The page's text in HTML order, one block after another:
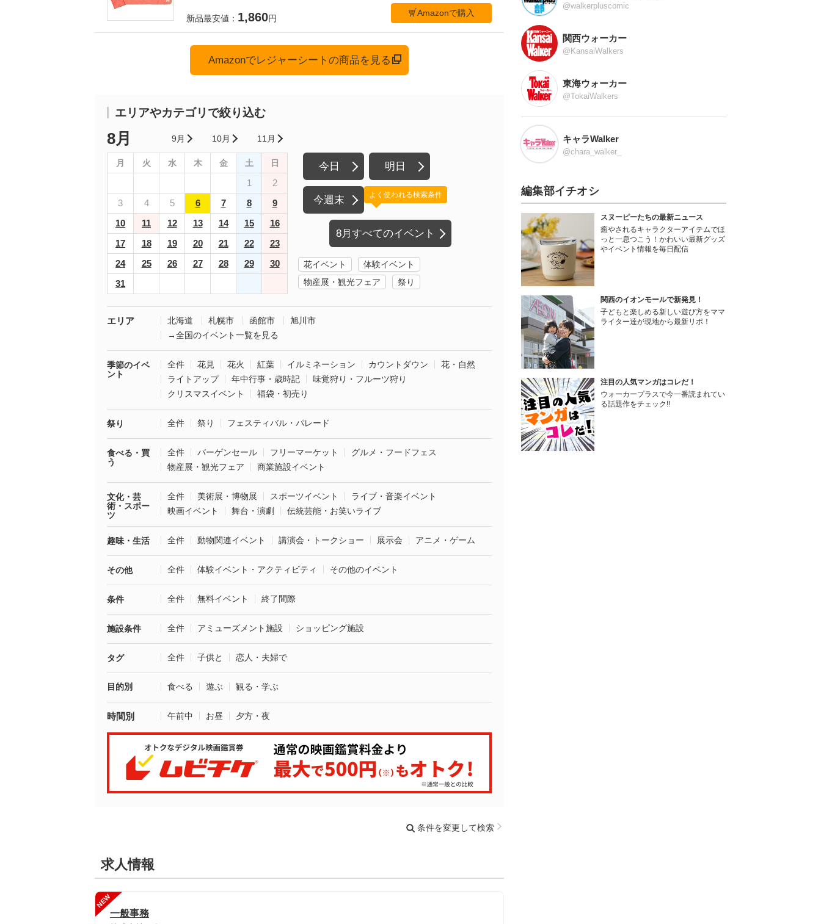
新品最安値： 1,860円
Amazonで購入
Amazonでレジャーシートの商品を見る
エリアやカテゴリで絞り込む
8月 9月 10月 11月
月 火 水 木 金 土 日
1
2
3
4 5 6 7 8
9
10
11 12 13 14 15
16
17
18 19 20 21 22
23
24
25 26 27 28 29
30
31
今日 明日
今週末
8月すべてのイベント
よく使われる検索条件
花イベント
体験イベント
物産展・観光フェア
祭り
エリア 北海道 札幌市 函館市
旭川市
→全国のイベント一覧を見る
季節のイベ
ント
全件 花見 花火 紅葉 イルミネーション カウントダウン
花・自然
ライトアップ
年中行事・歳時記
味覚狩り・フルーツ狩り
クリスマスイベント
福袋・初売り
祭り 全件 祭り フェスティバル・パレード
食べる・買
う
全件 バーゲンセール フリーマーケット
グルメ・フードフェス
物産展・観光フェア
商業施設イベント
文化・芸
術・スポー
ツ
全件 美術展・博物展 スポーツイベント
ライブ・音楽イベント
映画イベント
舞台・演劇 伝統芸能・お笑いライブ
趣味・生活 全件 動物関連イベント 講演会・トークショー 展示会 アニメ・ゲーム
その他 全件 体験イベント・アクティビティ その他のイベント
条件 全件 無料イベント 終了間際
施設条件 全件 アミューズメント施設 ショッピング施設
タグ 全件 子供と 恋人・夫婦で
目的別 食べる 遊ぶ 観る・学ぶ
時間別 午前中 お昼 夕方・夜
条件を変更して検索
求人情報
NEW
一般事務
@walkerpluscomic
関西ウォーカー
@KansaiWalkers
東海ウォーカー
@TokaiWalkers
キャラWalker
@chara_walker_
編集部イチオシ
スヌーピーたちの最新ニュース
癒やされるキャラクターアイテムでほ
っと一息つこう！かわいい最新グッズ
やイベント情報を毎日配信
関西のイオンモールで新発見！
子どもと楽しめる新しい遊び方をママ
ライター達が現地から最新リポ！
注目の人気マンガはコレだ！
ウォーカープラスで今一番読まれてい
る話題作をチェック!!